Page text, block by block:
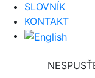
SLOVNÍK
KONTAKT